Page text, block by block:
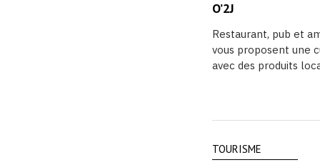
O’2J
Restaurant, pub et
vous proposent une
avec des produits
TOURISME